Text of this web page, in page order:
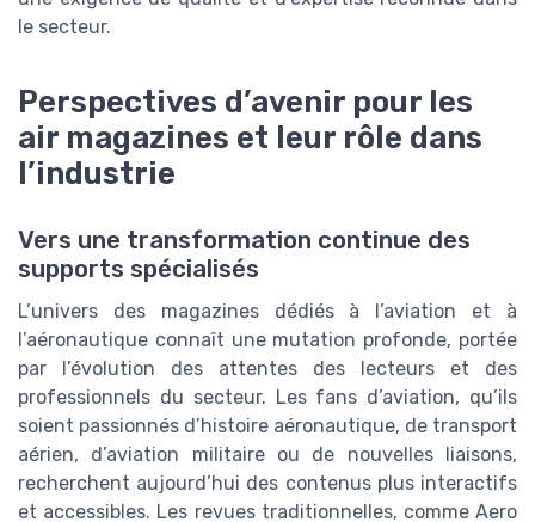
le secteur.
Perspectives d’avenir pour les
air magazines et leur rôle dans
l’industrie
Vers une transformation continue des
supports spécialisés
L’univers des magazines dédiés à l’aviation et à
l’aéronautique connaît une mutation profonde, portée
par l’évolution des attentes des lecteurs et des
professionnels du secteur. Les fans d’aviation, qu’ils
soient passionnés d’histoire aéronautique, de transport
aérien, d’aviation militaire ou de nouvelles liaisons,
recherchent aujourd’hui des contenus plus interactifs
et accessibles. Les revues traditionnelles, comme Aero